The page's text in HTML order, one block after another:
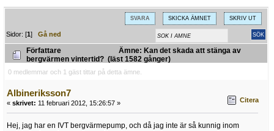
SVARA SKICKA ÄMNET SKRIV UT
Sidor: [1]Gå ned
Författare
Ämne: Kan det skada att stänga av
bergvärmen vintertid? (läst 1582 gånger)
0 medlemmar och 1 gäst tittar på detta ämne.
Albineriksson7
« skrivet: 11 februari 2012, 15:26:57 » Citera
Hej, jag har en IVT bergvärmepump, och då jag inte är så kunnig inom